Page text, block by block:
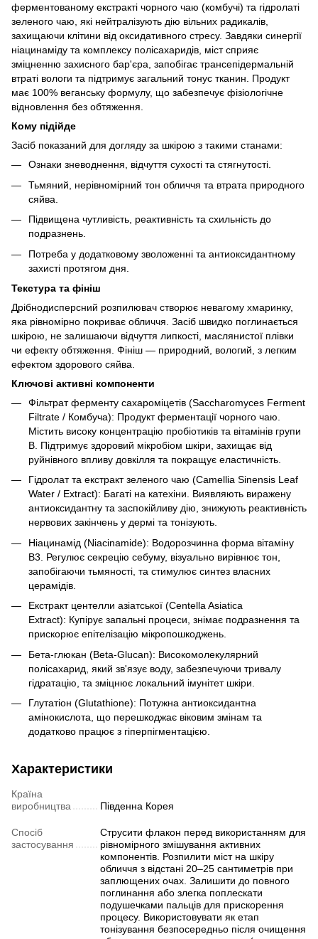
ферментованому екстракті чорного чаю (комбучі) та гідролаті
зеленого чаю, які нейтралізують дію вільних радикалів,
захищаючи клітини від оксидативного стресу. Завдяки синергії
ніацинаміду та комплексу полісахаридів, міст сприяє
зміцненню захисного бар'єра, запобігає трансепідермальній
втраті вологи та підтримує загальний тонус тканин. Продукт
має 100% веганську формулу, що забезпечує фізіологічне
відновлення без обтяження.
Кому підійде
Засіб показаний для догляду за шкірою з такими станами:
Ознаки зневоднення, відчуття сухості та стягнутості.
Тьмяний, нерівномірний тон обличчя та втрата природного
сяйва.
Підвищена чутливість, реактивність та схильність до
подразнень.
Потреба у додатковому зволоженні та антиоксидантному
захисті протягом дня.
Текстура та фініш
Дрібнодисперсний розпилювач створює невагому хмаринку,
яка рівномірно покриває обличчя. Засіб швидко поглинається
шкірою, не залишаючи відчуття липкості, маслянистої плівки
чи ефекту обтяження. Фініш — природний, вологий, з легким
ефектом здорового сяйва.
Ключові активні компоненти
Фільтрат ферменту сахароміцетів (Saccharomyces Ferment
Filtrate / Комбуча): Продукт ферментації чорного чаю.
Містить високу концентрацію пробіотиків та вітамінів групи
B. Підтримує здоровий мікробіом шкіри, захищає від
руйнівного впливу довкілля та покращує еластичність.
Гідролат та екстракт зеленого чаю (Camellia Sinensis Leaf
Water / Extract): Багаті на катехіни. Виявляють виражену
антиоксидантну та заспокійливу дію, знижують реактивність
нервових закінчень у дермі та тонізують.
Ніацинамід (Niacinamide): Водорозчинна форма вітаміну
B3. Регулює секрецію себуму, візуально вирівнює тон,
запобігаючи тьмяності, та стимулює синтез власних
церамідів.
Екстракт центелли азіатської (Centella Asiatica
Extract): Купірує запальні процеси, знімає подразнення та
прискорює епітелізацію мікропошкоджень.
Бета-глюкан (Beta-Glucan): Високомолекулярний
полісахарид, який зв'язує воду, забезпечуючи тривалу
гідратацію, та зміцнює локальний імунітет шкіри.
Глутатіон (Glutathione): Потужна антиоксидантна
амінокислота, що перешкоджає віковим змінам та
додатково працює з гіперпігментацією.
Характеристики
Країна
виробництва
Південна Корея
Спосіб
застосування
Струсити флакон перед використанням для
рівномірного змішування активних
компонентів. Розпилити міст на шкіру
обличчя з відстані 20–25 сантиметрів при
заплющених очах. Залишити до повного
поглинання або злегка поплескати
подушечками пальців для прискорення
процесу. Використовувати як етап
тонізування безпосередньо після очищення